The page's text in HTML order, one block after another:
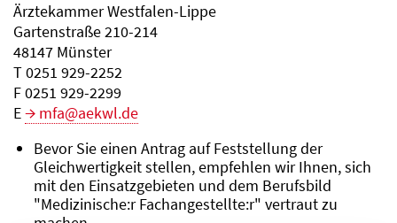
Ärztekammer Westfalen-Lippe
Gartenstraße 210-214
48147 Münster
T 0251 929-2252
F 0251 929-2299
E
mfa@aekwl.de
Bevor Sie einen Antrag auf Feststellung der
Gleichwertigkeit stellen, empfehlen wir Ihnen, sich
mit den Einsatzgebieten und dem Berufsbild
"Medizinische:r Fachangestellte:r" vertraut zu